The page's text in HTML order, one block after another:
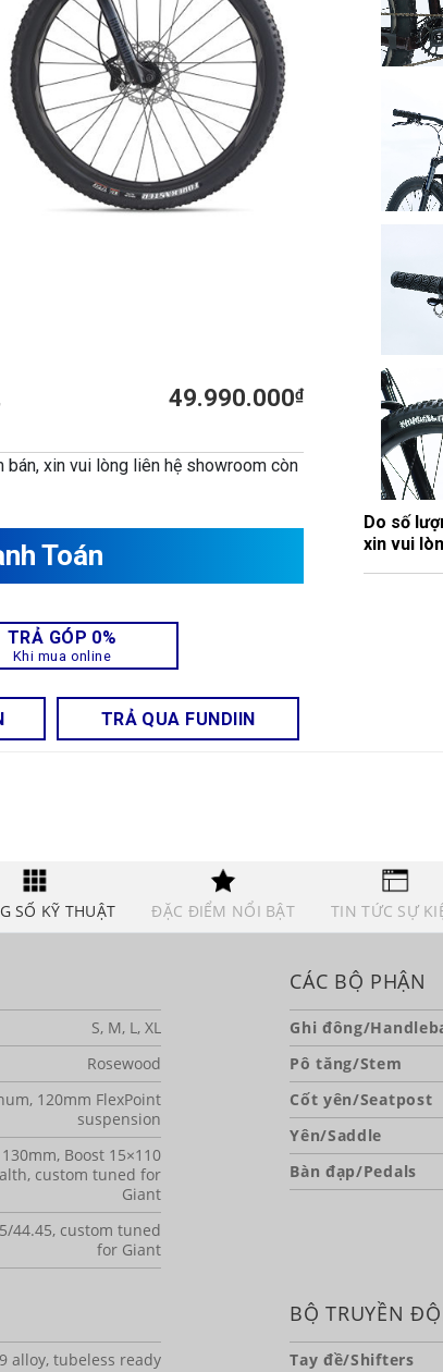
49.990.000₫
xin vui lòng liên hệ showroom còn
Toán
TRẢ GÓP 0%
Khi mua online
TRẢ QUA FUNDIIN
Do số
xin vui
SỐ KỸ THUẬT ĐẶC ĐIỂM NỔI BẬT TIN TỨC SỰ
S, M, L, XL
Rosewood
120mm FlexPoint
suspension
Boost 15×110
custom tuned for
Giant
44.45, custom tuned
for Giant
CÁC BỘ PHẬN
Ghi đông/
Pô tăng/Stem
Cốt yên/Seatpost
Yên/Saddle
Bàn đạp/Pedals
alloy, tubeless ready
BỘ TRUYỀN
Tay đề/Shifters